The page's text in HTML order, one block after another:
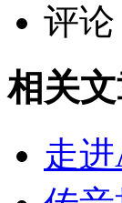
评论
相关
走